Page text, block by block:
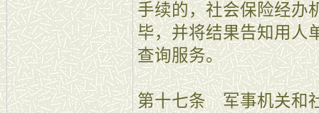
手续的，社会保险经办
毕，并将结果告知用人
查询服务。
第十七条 军事机关和